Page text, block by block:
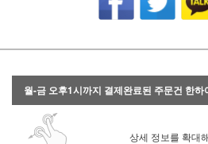
월-금 오후1시까지 결제완료된 주문건 한
상세 정보를 확대